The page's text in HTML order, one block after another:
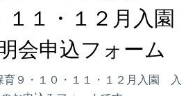
１１・１２月入園
会申込フォーム
育９・１０・１１・１２月入園 入